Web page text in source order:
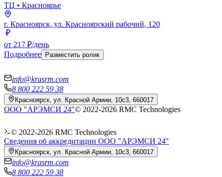
ТЦ • Красноярье
г. Красноярск, ул. Красноярский рабочий, 120
от 217 ₽/день
Подробнее Разместить ролик
info@krasrm.com
8 800 222 59 38
Красноярск, ул. Красной Армии, 10с3, 660017
ООО "АРЭМСИ 24"© 2022-2026 RMC Technologies
© 2022-2026 RMC Technologies
Сведения об аккредитации ООО "АРЭМСИ 24"
Красноярск, ул. Красной Армии, 10с3, 660017
info@krasrm.com
8 800 222 59 38